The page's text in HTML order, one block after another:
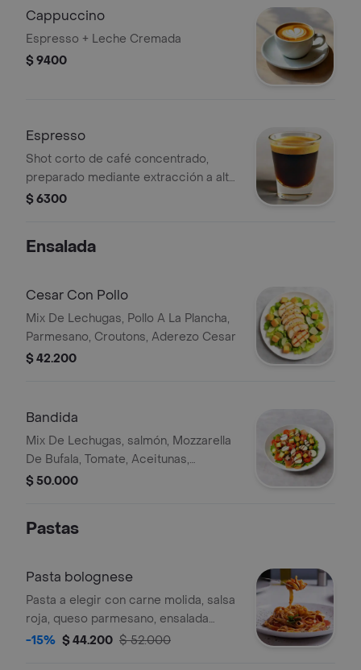
Cappuccino
Espresso + Leche Cremada
$ 9400
Espresso
Shot corto de café concentrado,
preparado mediante extracción a alta
presión.
$ 6300
Ensalada
Cesar Con Pollo
Mix De Lechugas, Pollo A La Plancha,
Parmesano, Croutons, Aderezo Cesar
$ 42.200
Bandida
Mix De Lechugas, salmón, Mozzarella
De Bufala, Tomate, Aceitunas,
Parmesano, Croutons, Aderezo
$ 50.000
Pastas
Pasta bolognese
Pasta a elegir con carne molida, salsa
roja, queso parmesano, ensalada
césar y pan de la bandida.
-15% $ 44.200 $ 52.000